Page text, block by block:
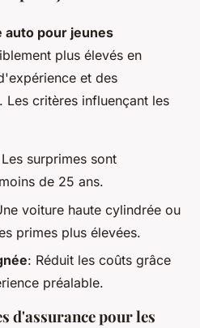
auto pour jeunes
plus élevés en
et des
Les critères influençant les
surprimes sont
de 25 ans.
voiture haute cylindrée ou
primes plus élevées.
: Réduit les coûts grâce
préalable.
d'assurance pour les